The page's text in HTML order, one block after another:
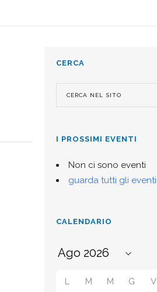
CERCA
I PROSSIMI EVENTI
Non ci sono eventi
guarda tutti gli eventi
CALENDARIO
L M M G V